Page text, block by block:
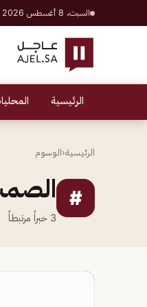
السبت، 8 أغسطس 2026 · 25 صفر 1448 هـ
الرئيسية
الرئيسية‹الوسوم
#
3 خبراً مرتبطاً